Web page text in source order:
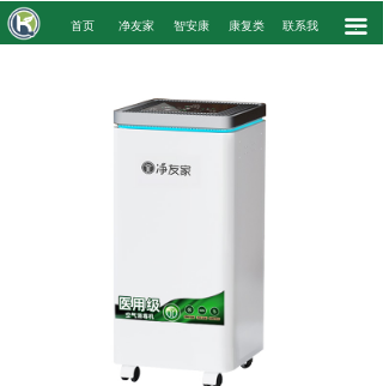
끀
. 首页 净友家 智安康 康复类 联系我 .